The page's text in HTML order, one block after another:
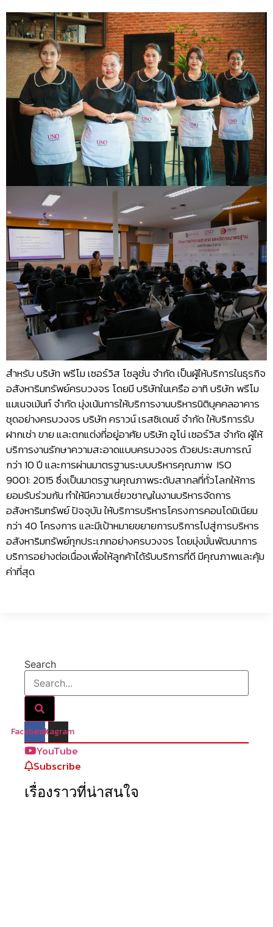
สำหรับ บริษัท พรีโม เซอร์วิส โซลูชั่น จำกัด เป็นผู้ให้บริการในธุรกิจ
อสังหาริมทรัพย์ครบวงจร โดยมี บริษัทในเครือ อาทิ บริษัท พรีโม
แมเนจเม้นท์ จำกัด มุ่งเน้นการให้บริการงานบริหารนิติบุคคลอาคาร
ชุดอย่างครบวงจร บริษัท คราวน์ เรสซิเดนซ์ จำกัด ให้บริการรับ
ฝากเช่า ขาย และตกแต่งที่อยู่อาศัย บริษัท อูโน่ เซอร์วิส จำกัด ผู้ให้
บริการงานรักษาความสะอาดแบบครบวงจร ด้วยประสบการณ์
กว่า 10 ปี และการผ่านมาตรฐานระบบบริหารคุณภาพ ISO
9001: 2015 ซึ่งเป็นมาตรฐานคุณภาพระดับสากลที่ทั่วโลกให้การ
ยอมรับร่วมกัน ทำให้มีความเชี่ยวชาญในงานบริหารจัดการ
อสังหาริมทรัพย์ ปัจจุบัน ให้บริการบริหารโครงการคอนโดมิเนียม
กว่า 40 โครงการ และมีเป้าหมายขยายการบริการไปสู่การบริหาร
อสังหาริมทรัพย์ทุกประเภทอย่างครบวงจร โดยมุ่งมั่นพัฒนาการ
บริการอย่างต่อเนื่องเพื่อให้ลูกค้าได้รับบริการที่ดี มีคุณภาพและคุ้ม
ค่าที่สุด
Search
FacebookInstagram
YouTube
Subscribe
เรื่องราวที่น่าสนใจ